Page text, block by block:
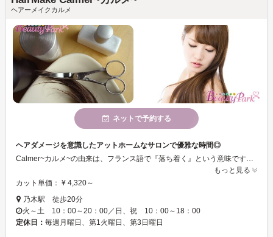
ヘアーメイクカルメ
ネットで予約する
ヘアダメージを意識したアットホームなサロンで優雅な時間◎
Calmer~カルメ~の由来は、フランス語で『落ち着く』という意味です。3席の少人数制なので、回りを気にせずプライベートな時間を楽しめちゃう☆スタイリング、カウンセリング、ホームケアなどお客様に合わせたヘアスタイルを実現にいたします♪
もっと見る
カット単価： ¥ 4,320～
乃木駅 徒歩20分
火～土 10：00～20：00／日、祝 10：00～18：00
定休日： 毎週月曜日、第1火曜日、第3日曜日